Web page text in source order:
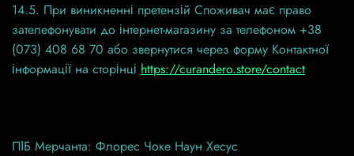
14.5. При виникненні претензій Споживач має право
зателефонувати до інтернет-магазину за телефоном +38
(073) 408 68 70 або звернутися через форму Контактної
інформації на сторінці https://curandero.store/contact
ПІБ Мерчанта: Флорес Чоке Наун Хесус